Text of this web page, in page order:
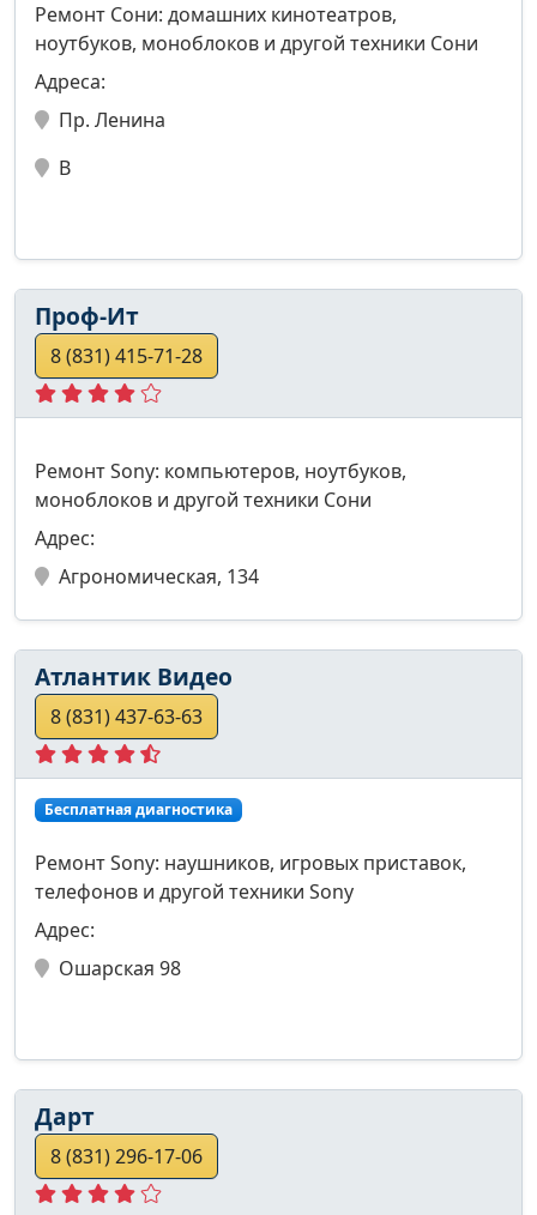
Ремонт Сони: домашних кинотеатров,
ноутбуков, моноблоков и другой техники Сони
Адреса:
Пр. Ленина
В
Проф-Ит
8 (831) 415-71-28
Ремонт Sony: компьютеров, ноутбуков,
моноблоков и другой техники Сони
Адрес:
Агрономическая, 134
Атлантик Видео
8 (831) 437-63-63
Бесплатная диагностика
Ремонт Sony: наушников, игровых приставок,
телефонов и другой техники Sony
Адрес:
Ошарская 98
Дарт
8 (831) 296-17-06